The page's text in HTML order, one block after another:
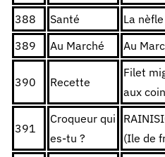
388
Santé La nèfle
389
Au Marché Au
390 Recette
Filet
aux
391
Croqueur qui
es-tu ?
(Ile de